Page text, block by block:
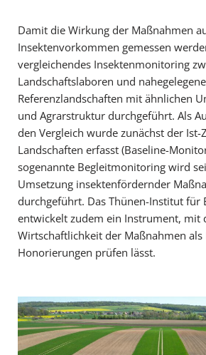
Damit die Wirkung der Maßnahmen
Insektenvorkommen gemessen
vergleichendes Insektenmonitoring
Landschaftslaboren und
Referenzlandschaften mit ähnlichen
und Agrarstruktur durchgeführt. Als
den Vergleich wurde zunächst der Ist-
Landschaften erfasst (Baseline-
sogenannte Begleitmonitoring wird
Umsetzung insektenfördernder
durchgeführt. Das Thünen-Institut für
entwickelt zudem ein Instrument, mit
Wirtschaftlichkeit der Maßnahmen
Honorierungen prüfen lässt.